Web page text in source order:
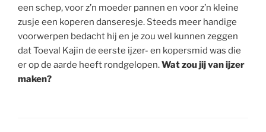
een schep, voor z’n moeder pannen en voor z’n kleine
zusje een koperen danseresje. Steeds meer handige
voorwerpen bedacht hij en je zou wel kunnen zeggen
dat Toeval Kajin de eerste ijzer- en kopersmid was die
er op de aarde heeft rondgelopen.Wat zou jij van ijzer
maken?